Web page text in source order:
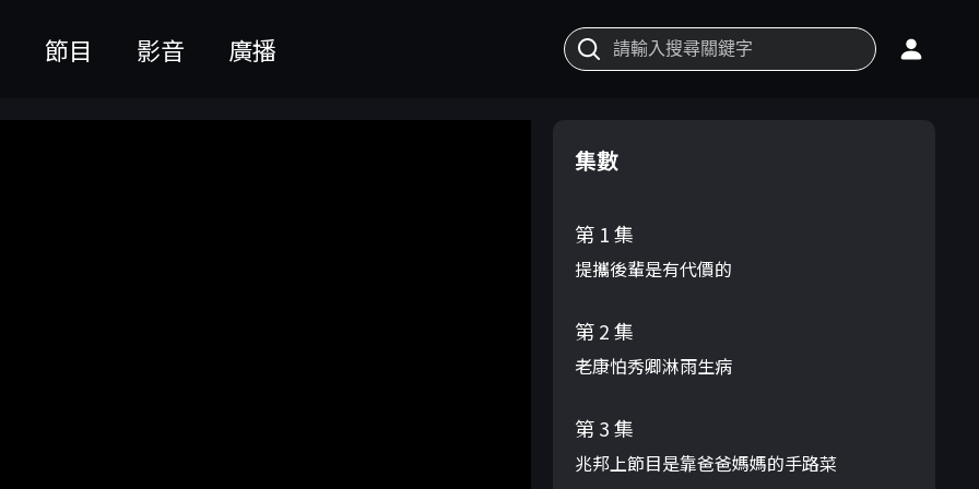
節目 影音 廣播
集數
第 1 集
提攜後輩是有代價的
第 2 集
老康怕秀卿淋雨生病
第 3 集
兆邦上節目是靠爸爸媽媽的手路菜